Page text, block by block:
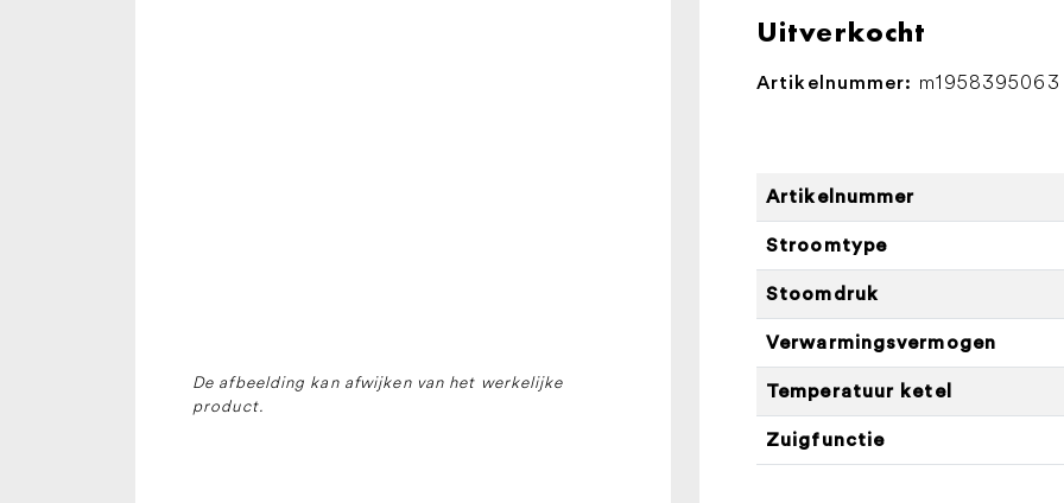
De afbeelding kan afwijken van het werkelijke
product.
Uitverkocht
Artikelnummer: m1958395063
Artikelnummer
Stroomtype
Stoomdruk
Verwarmingsvermogen
Temperatuur ketel
Zuigfunctie